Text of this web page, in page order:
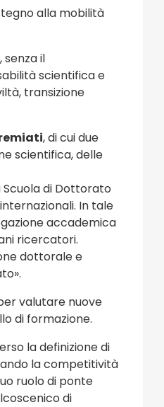
alla mobilità
, senza il
scientifica e
transizione
, di cui due
scientifica, delle
Scuola di Dottorato
In tale
accademica
ricercatori.
dottorale e
valutare nuove
di formazione.
la definizione di
la competitività
ruolo di ponte
di